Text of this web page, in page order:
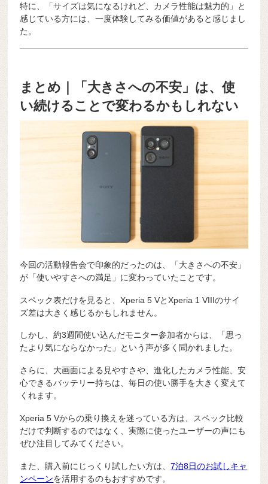
特に、「サイズは気になるけれど、カメラ性能は魅力的」と
感じている方には、一度体験してみる価値があると感じまし
た。
まとめ｜「大きさへの不安」は、使
い続けることで変わるかもしれない
今回の活動報告会で印象的だったのは、「大きさへの不安」
が「使いやすさへの満足」に変わっていたことです。
スペック表だけを見ると、Xperia 5 VとXperia 1 VIIIのサイ
ズ差は大きく感じるかもしれません。
しかし、約3週間使い込んだモニター参加者からは、「思っ
たより気にならなかった」という声が多く聞かれました。
さらに、大画面による見やすさや、進化したカメラ性能、安
心できるバッテリー持ちは、毎日の使い勝手を大きく変えて
くれます。
Xperia 5 Vからの乗り換えを迷っている方は、スペック比較
だけで判断するのではなく、実際に使ったユーザーの声にも
ぜひ注目してみてください。
また、購入前にじっくり試したい方は、7泊8日のお試しキャ
ンペーンを活用するのもおすすめです。